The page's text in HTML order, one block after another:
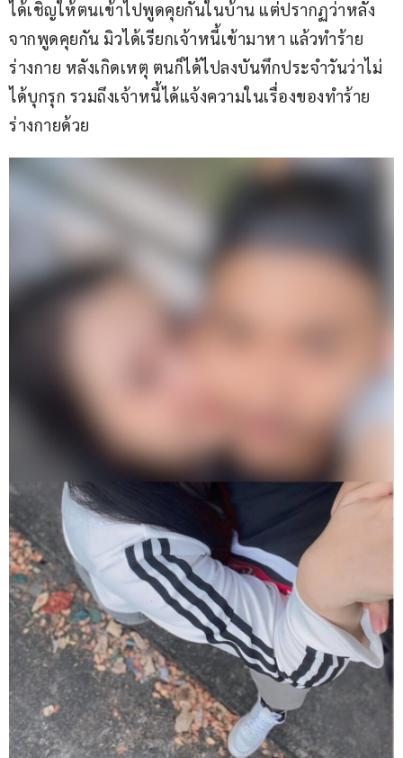
ได้เชิญให้ตนเข้าไปพูดคุยกันในบ้าน แต่ปรากฏว่าหลัง
จากพูดคุยกัน มิวได้เรียกเจ้าหนี้เข้ามาหา แล้วทำร้าย
ร่างกาย หลังเกิดเหตุ ตนก็ได้ไปลงบันทึกประจำวันว่าไม่
ได้บุกรุก รวมถึงเจ้าหนี้ได้แจ้งความในเรื่องของทำร้าย
ร่างกายด้วย